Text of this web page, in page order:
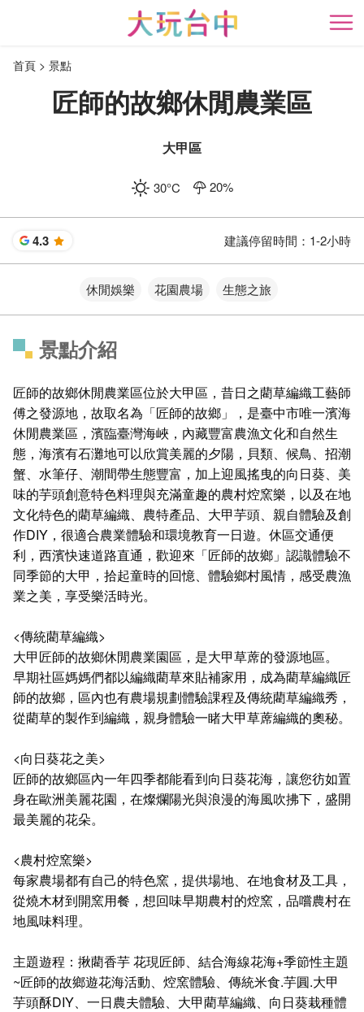
開
首頁 景點
匠師的故鄉休閒農業區
大甲區
30°C 20%
4.3 星 建議停留時間： 1-2小時
休閒娛樂 花園農場 生態之旅
景點介紹
匠師的故鄉休閒農業區位於大甲區，昔日之藺草編織工藝師
傅之發源地，故取名為「匠師的故鄉」，是臺中市唯一濱海
休閒農業區，濱臨臺灣海峽，內藏豐富農漁文化和自然生
態，海濱有石灘地可以欣賞美麗的夕陽，貝類、候鳥、招潮
蟹、水筆仔、潮間帶生態豐富，加上迎風搖曳的向日葵、美
味的芋頭創意特色料理與充滿童趣的農村焢窯樂，以及在地
文化特色的藺草編織、農特產品、大甲芋頭、親自體驗及創
作DIY，很適合農業體驗和環境教育一日遊。休區交通便
利，西濱快速道路直通，歡迎來「匠師的故鄉」認識體驗不
同季節的大甲，拾起童時的回憶、體驗鄉村風情，感受農漁
業之美，享受樂活時光。
<傳統藺草編織>
大甲匠師的故鄉休閒農業園區，是大甲草蓆的發源地區。
早期社區媽媽們都以編織藺草來貼補家用，成為藺草編織匠
師的故鄉，區內也有農場規劃體驗課程及傳統藺草編織秀，
從藺草的製作到編織，親身體驗一睹大甲草蓆編織的奧秘。
<向日葵花之美>
匠師的故鄉區內一年四季都能看到向日葵花海，讓您彷如置
身在歐洲美麗花園，在燦爛陽光與浪漫的海風吹拂下，盛開
最美麗的花朵。
<農村焢窯樂>
每家農場都有自己的特色窯，提供場地、在地食材及工具，
從燒木材到開窯用餐，想回味早期農村的焢窯，品嚐農村在
地風味料理。
主題遊程：揪藺香芋 花現匠師、結合海線花海+季節性主題
~匠師的故鄉遊花海活動、焢窯體驗、傳統米食.芋圓.大甲
芋頭酥DIY、一日農夫體驗、大甲藺草編織、向日葵栽種體